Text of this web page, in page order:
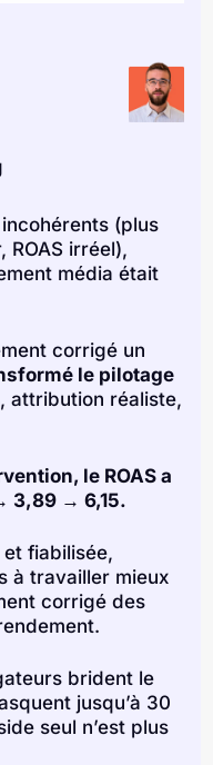
(plus
ROAS irréel),
média était
corrigé un
le pilotage
attribution réaliste,
le ROAS a
3,89 → 6,15.
fiabilisée,
à travailler mieux
corrigé des
brident le
jusqu’à 30
seul n’est plus